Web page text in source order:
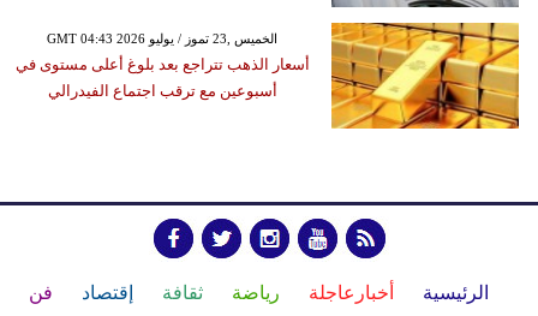
GMT 04:43 2026 الخميس ,23 تموز / يوليو
أسعار الذهب تتراجع بعد بلوغ أعلى مستوى في
أسبوعين مع ترقب اجتماع الفيدرالي
الرئيسية أخبارعاجلة رياضة ثقافة إقتصاد فن